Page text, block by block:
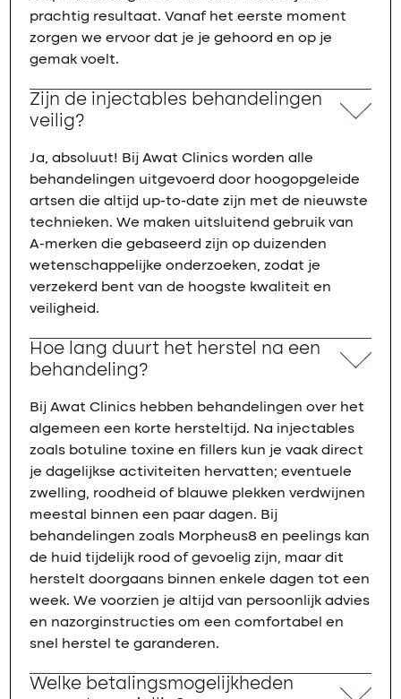
prachtig resultaat. Vanaf het eerste moment
zorgen we ervoor dat je je gehoord en op je
gemak voelt.
Zijn de injectables behandelingen
veilig?
Ja, absoluut! Bij Awat Clinics worden alle
behandelingen uitgevoerd door hoogopgeleide
artsen die altijd up-to-date zijn met de nieuwste
technieken. We maken uitsluitend gebruik van
A-merken die gebaseerd zijn op duizenden
wetenschappelijke onderzoeken, zodat je
verzekerd bent van de hoogste kwaliteit en
veiligheid.
Hoe lang duurt het herstel na een
behandeling?
Bij Awat Clinics hebben behandelingen over het
algemeen een korte hersteltijd. Na injectables
zoals botuline toxine en fillers kun je vaak direct
je dagelijkse activiteiten hervatten; eventuele
zwelling, roodheid of blauwe plekken verdwijnen
meestal binnen een paar dagen. Bij
behandelingen zoals Morpheus8 en peelings kan
de huid tijdelijk rood of gevoelig zijn, maar dit
herstelt doorgaans binnen enkele dagen tot een
week. We voorzien je altijd van persoonlijk advies
en nazorginstructies om een comfortabel en
snel herstel te garanderen.
Welke betalingsmogelijkheden